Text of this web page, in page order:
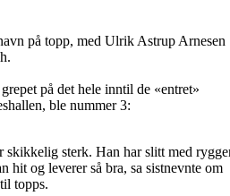
på topp, med Ulrik Astrup Arnesen
på det hele inntil de «entret»
ble nummer 3:
sterk. Han har slitt med
hit og leverer så bra, sa sistnevnte om
topps.